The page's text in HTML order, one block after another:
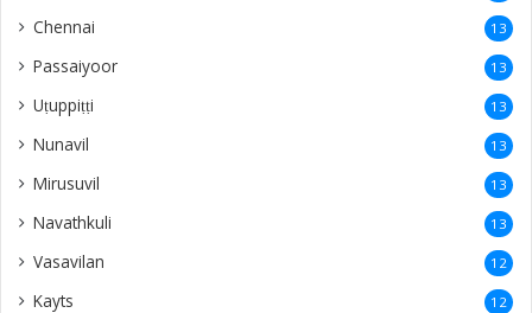
Chennai 13
Passaiyoor 13
Uṭuppiṭṭi 13
Nunavil 13
Mirusuvil 13
Navathkuli 13
Vasavilan 12
Kayts 12